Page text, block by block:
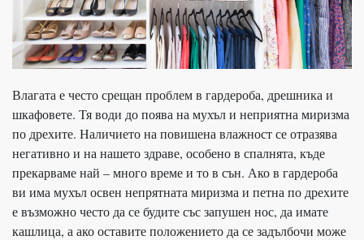
Влагата е често срещан проблем в гардероба, дрешника и
шкафовете. Тя води до поява на мухъл и неприятна миризма
по дрехите. Наличието на повишена влажност се отразява
негативно и на нашето здраве, особено в спалнята, къде
прекарваме най – много време и то в сън. Ако в гардероба
ви има мухъл освен непрятната миризма и петна по дрехите
е възможно често да се будите със запушен нос, да имате
кашлица, а ако оставите положението да се задълбочи може